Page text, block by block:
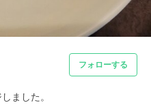
フォローする
ました。